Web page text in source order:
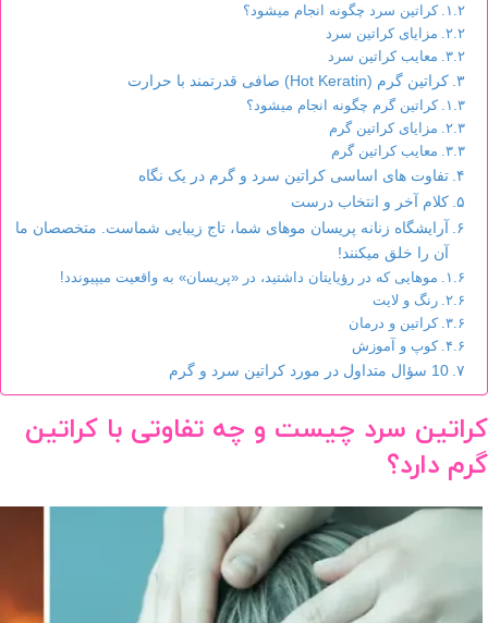
کراتین سرد چگونه انجام میشود؟
مزایای کراتین سرد
معایب کراتین سرد
کراتین گرم (Hot Keratin) صافی قدرتمند با حرارت
کراتین گرم چگونه انجام میشود؟
مزایای کراتین گرم
معایب کراتین گرم
تفاوت های اساسی کراتین سرد و گرم در یک نگاه
کلام آخر و انتخاب درست
آرایشگاه زنانه پریسان موهای شما، تاج زیبایی شماست. متخصصان ما
آن را خلق میکنند!
موهایی که در رؤیایتان داشتید، در «پریسان» به واقعیت میپیوندد!
رنگ و لایت
کراتین و درمان
کوپ و آموزش
10 سؤال متداول در مورد کراتین سرد و گرم
کراتین سرد چیست و چه تفاوتی با کراتین
گرم دارد؟